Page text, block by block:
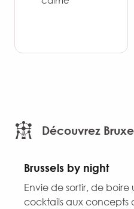
Découvrez
Brussels by night
Envie de sortir, de
cocktails aux concepts